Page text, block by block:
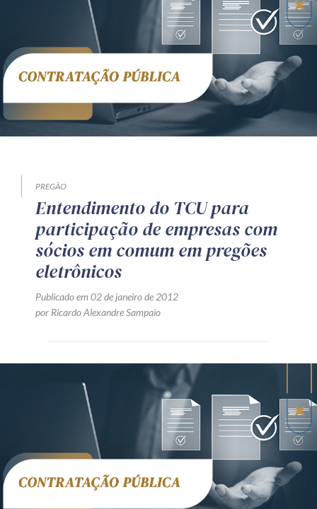
Receba por RSS
Av. Sete de Setembro, 4698
80240-000
Telefone (41) 2109-8666
PREGÃO
Entendimento do TCU para
participação de empresas com
sócios em comum em pregões
eletrônicos
Publicado em 02 de janeiro de 2012
por Ricardo Alexandre Sampaio